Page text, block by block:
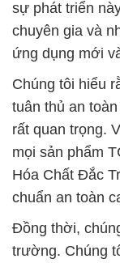
sự phát triển
chuyên gia và
ứng dụng mới
Chúng tôi hiểu
tuân thủ an
rất quan trọng.
mọi sản phẩm
Hóa Chất Đắc
chuẩn an toàn
Đồng thời,
trường. Chúng